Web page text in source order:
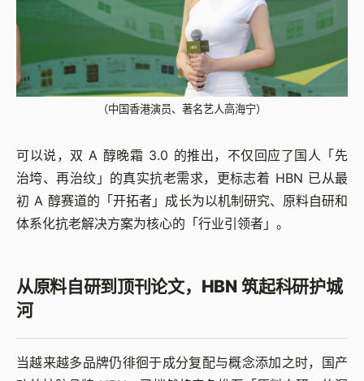
（中国香港演员、著名艺人高海宁）
可以说，双 A 醇晚霜 3.0 的推出，不仅回应了国人「先
治垮、再治纹」的真实抗老需求，更标志着 HBN 已从最
初 A 醇赛道的「开拓者」成长为以机制研究、原料自研和
体系化抗老解决方案为核心的「行业引领者」。
从原料自研到顶刊论文，HBN 筑起科研护城
河
当越来越多品牌仍徘徊于成分复配与概念添加之时，国产